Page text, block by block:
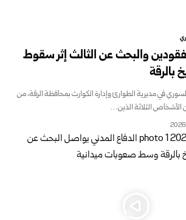
والبحث عن الثالث إثر سقوط
بالرقة
في مديرية الطوارئ وإدارة الكوارث بمحافظة الرقة، من
الثلاثة الذين…